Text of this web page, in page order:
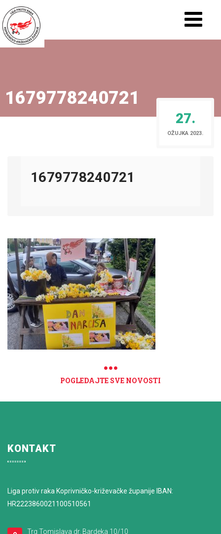
1679778240721
27.
OŽUJKA 2023.
1679778240721
POGLEDAJTE SVE NOVOSTI
KONTAKT
Liga protiv raka Koprivničko-križevačke županije IBAN:
HR2223860021100510561
Trg Tomislava dr. Bardeka 10/10